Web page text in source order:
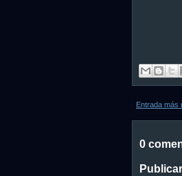
Entrada más
0